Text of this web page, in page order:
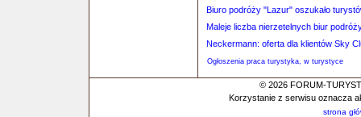
Biuro podróży "Lazur" oszukało
Maleje liczba nierzetelnych biur
Neckermann: oferta dla klientów Sky
Ogłoszenia praca turystyka, w turystyce
© 2026 FORUM-
Korzystanie z serwisu oznacza
strona